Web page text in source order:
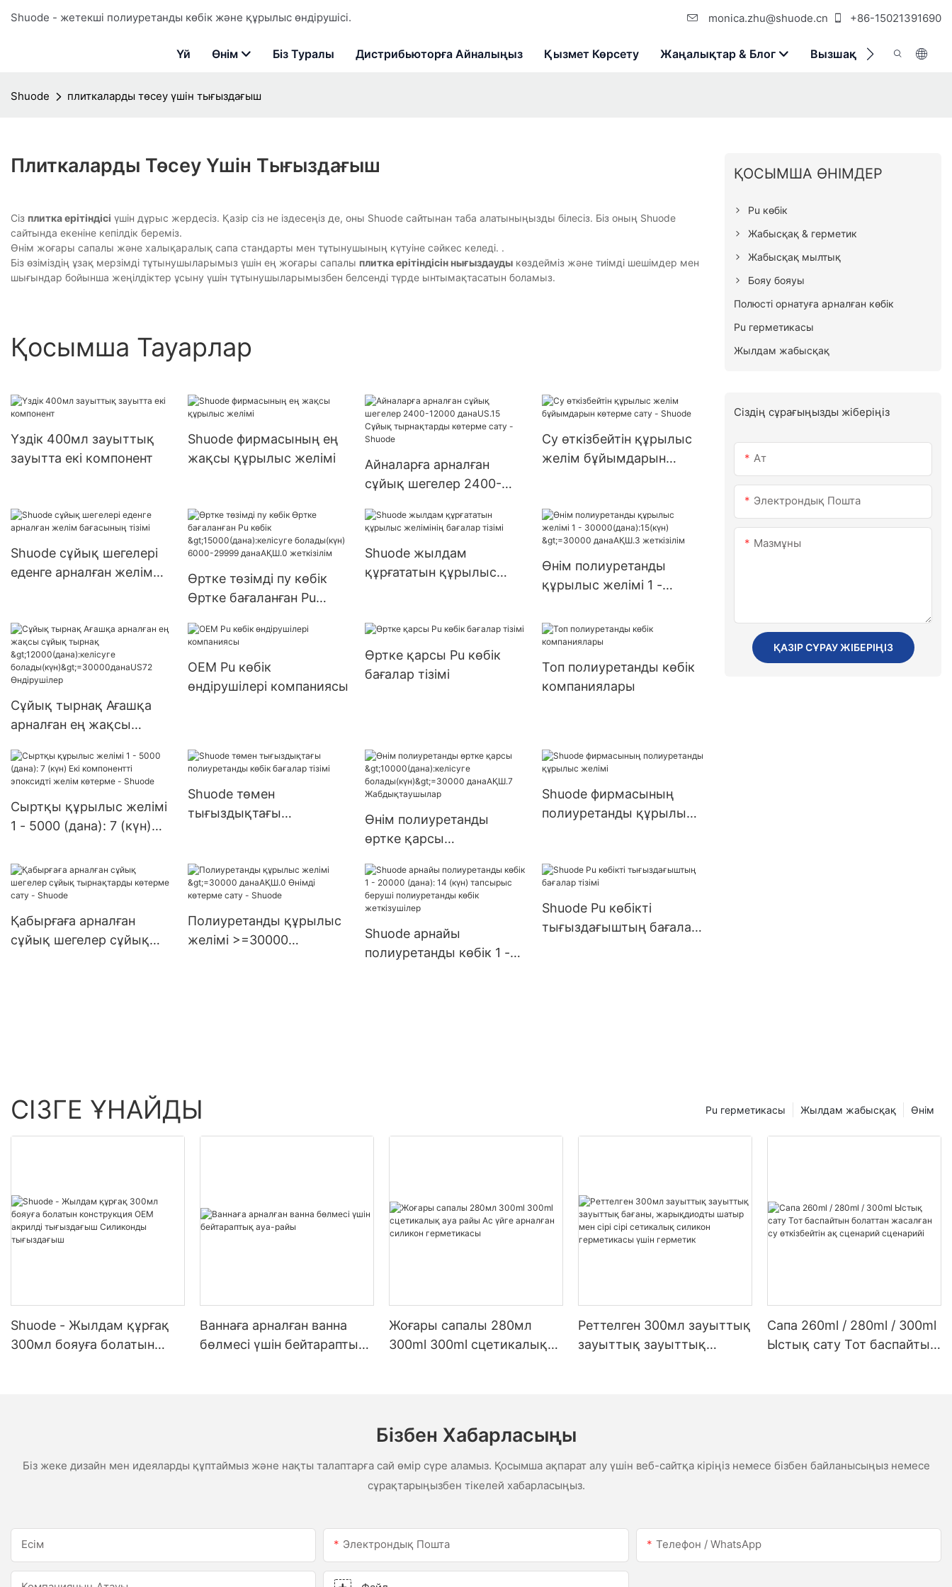
Shuode - жетекші полиуретанды көбік және құрылыс өндірушісі. monica.zhu@shuode.cn +86-15021391690
Үй Өнім Біз Туралы Дистрибьюторға Айналыңыз Қызмет Көрсету Жаңалықтар & Блог Вызшақ Бізбен
Shuode плиткаларды төсеу үшін тығыздағыш
Плиткаларды Төсеу Үшін Тығыздағыш
Сіз плитка ерітіндісі үшін дұрыс жердесіз. Қазір сіз не іздесеңіз де, оны Shuode сайтынан таба алатыныңызды білесіз. Біз оның Shuode
сайтында екеніне кепілдік береміз.
Өнім жоғары сапалы және халықаралық сапа стандарты мен тұтынушының күтуіне сәйкес келеді. .
Біз өзіміздің ұзақ мерзімді тұтынушыларымыз үшін ең жоғары сапалы плитка ерітіндісін нығыздауды көздейміз және тиімді шешімдер мен
шығындар бойынша жеңілдіктер ұсыну үшін тұтынушыларымызбен белсенді түрде ынтымақтасатын боламыз.
Қосымша Тауарлар
Үздік 400мл зауыттық
зауытта екі компонент
Shuode фирмасының ең
жақсы құрылыс желімі
Айналарға арналған
сұйық шегелер 2400-
тырнақтарды көтерме
Су өткізбейтін құрылыс
желім бұйымдарын
Shuode сұйық шегелері
еденге арналған желім
Өртке төзімді пу көбік
Өртке бағаланған Pu
>15000(дана):келісуге
данаАҚШ.0 жеткізілім
Shuode жылдам
құрғататын құрылыс
Өнім полиуретанды
құрылыс желімі 1 -
>=30000 данаАҚШ.3
жеткізілім
Сұйық тырнақ Ағашқа
арналған ең жақсы
>12000(дана):келісуге
болады(күн)>=30000дан
аUS72 Өндірушілер
OEM Pu көбік
өндірушілері компаниясы
Өртке қарсы Pu көбік
бағалар тізімі
Топ полиуретанды көбік
компаниялары
Сыртқы құрылыс желімі
1 - 5000 (дана): 7 (күн)
эпоксидті желім көтерме
- Shuode
Shuode төмен
тығыздықтағы
Өнім полиуретанды
өртке қарсы
болады(күн)>=30000
данаАҚШ.7
Жабдықтаушылар
Shuode фирмасының
полиуретанды құрылыс
Қабырғаға арналған
сұйық шегелер сұйық
Полиуретанды құрылыс
желімі >=30000
Shuode арнайы
полиуретанды көбік 1 -
Shuode Pu көбікті
тығыздағыштың бағалар
ҚОСЫМША ӨНІМДЕР
Pu көбік
Жабысқақ & герметик
Жабысқақ мылтық
Бояу бояуы
Полюсті орнатуға арналған көбік
Pu герметикасы
Жылдам жабысқақ
Сіздің сұрағыңызды жіберіңіз
Ат
Электрондық Пошта
Мазмұны
ҚАЗІР СҰРАУ ЖІБЕРІҢІЗ
СІЗГЕ ҰНАЙДЫ Өнім
Жылдам жабысқақ
Pu герметикасы
Shuode - Жылдам құрғақ
300мл бояуға болатын
Ваннаға арналған ванна
бөлмесі үшін бейтараптық
Жоғары сапалы 280мл
300ml 300ml сцетикалық
Реттелген 300мл зауыттық
зауыттық зауыттық
Сапа 260ml / 280ml / 300ml
Ыстық сату Тот баспайтын
Бізбен Хабарласыңы
Біз жеке дизайн мен идеяларды құптаймыз және нақты талаптарға сай өмір сүре аламыз. Қосымша ақпарат алу үшін веб-сайтқа кіріңіз немесе бізбен байланысыңыз немесе
сұрақтарыңызбен тікелей хабарласыңыз.
Есім Электрондық Пошта Телефон / WhatsApp